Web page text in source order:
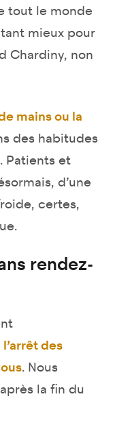
tout le monde
mieux pour
Chardiny, non
mains ou la
des habitudes
Patients et
d’une
certes,
rendez-
l’arrêt des
. Nous
la fin du